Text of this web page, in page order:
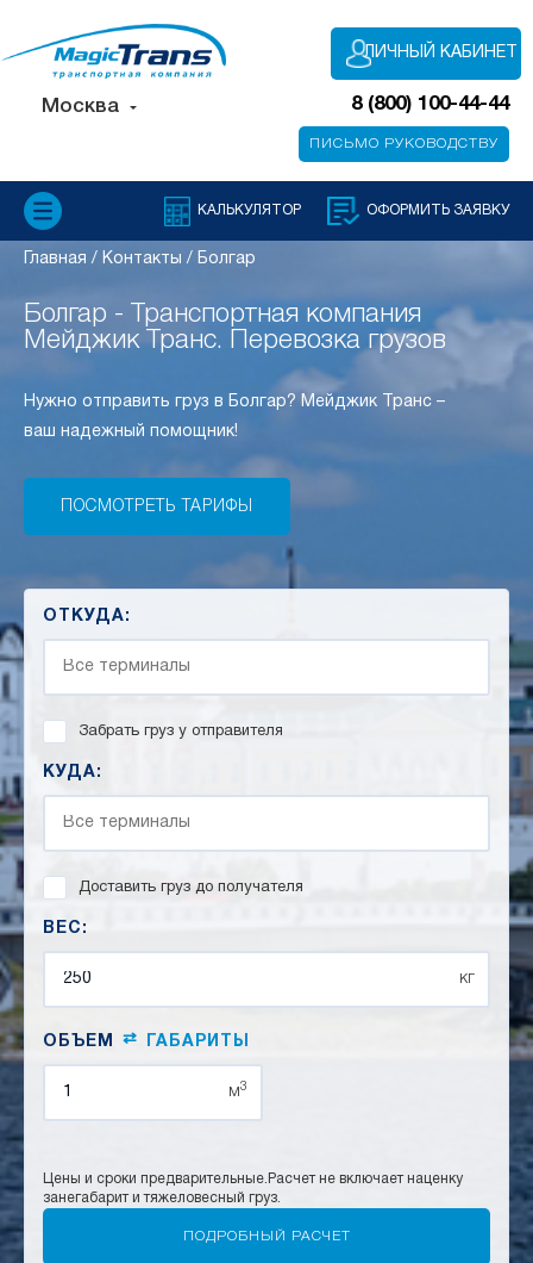
Москва 8 (800) 100-44-44
ЛИЧНЫЙ КАБИНЕТ
ПИСЬМО РУКОВОДСТВУ
КАЛЬКУЛЯТОР ОФОРМИТЬ ЗАЯВКУ
Главная / Контакты / Болгар
Болгар - Транспортная компания
Мейджик Транс. Перевозка грузов
Нужно отправить груз в Болгар? Мейджик Транс –
ваш надежный помощник!
ПОСМОТРЕТЬ ТАРИФЫ
ОТКУДА:
Забрать груз у отправителя
КУДА:
Доставить груз до получателя
ВЕС:
кг
ОБЪЕМ ⇄ ГАБАРИТЫ
м3
Цены и сроки предварительные. Расчет не включает наценку
занегабарит и тяжеловесный груз.